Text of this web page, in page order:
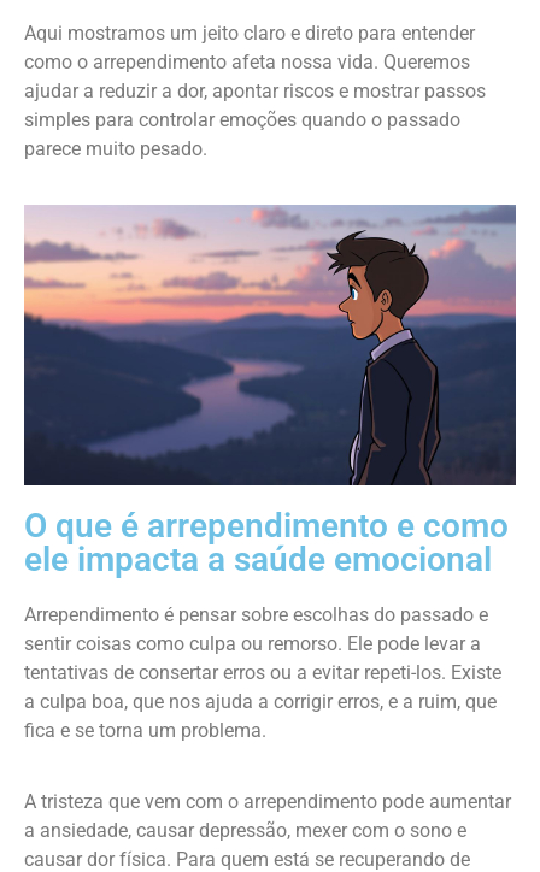
Aqui mostramos um jeito claro e direto para entender
como o arrependimento afeta nossa vida. Queremos
ajudar a reduzir a dor, apontar riscos e mostrar passos
simples para controlar emoções quando o passado
parece muito pesado.
O que é arrependimento e como
ele impacta a saúde emocional
Arrependimento é pensar sobre escolhas do passado e
sentir coisas como culpa ou remorso. Ele pode levar a
tentativas de consertar erros ou a evitar repeti-los. Existe
a culpa boa, que nos ajuda a corrigir erros, e a ruim, que
fica e se torna um problema.
A tristeza que vem com o arrependimento pode aumentar
a ansiedade, causar depressão, mexer com o sono e
causar dor física. Para quem está se recuperando de